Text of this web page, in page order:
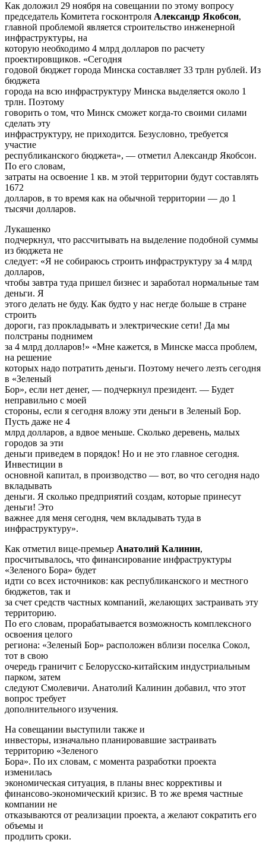
Как доложил 29 ноября на совещании по этому вопросу
председатель Комитета госконтроля Александр Якобсон,
главной проблемой является строительство инженерной
инфраструктуры, на
которую необходимо 4 млрд долларов по расчету
проектировщиков. «Сегодня
годовой бюджет города Минска составляет 33 трлн рублей. Из
бюджета
города на всю инфраструктуру Минска выделяется около 1
трлн. Поэтому
говорить о том, что Минск сможет когда-то своими силами
сделать эту
инфраструктуру, не приходится. Безусловно, требуется
участие
республиканского бюджета», — отметил Александр Якобсон.
По его словам,
затраты на освоение 1 кв. м этой территории будут составлять
1672
долларов, в то время как на обычной территории — до 1
тысячи долларов.
Лукашенко
подчеркнул, что рассчитывать на выделение подобной суммы
из бюджета не
следует: «Я не собираюсь строить инфраструктуру за 4 млрд
долларов,
чтобы завтра туда пришел бизнес и заработал нормальные там
деньги. Я
этого делать не буду. Как будто у нас негде больше в стране
строить
дороги, газ прокладывать и электрические сети! Да мы
полстраны поднимем
за 4 млрд долларов!» «Мне кажется, в Минске масса проблем,
на решение
которых надо потратить деньги. Поэтому нечего лезть сегодня
в «Зеленый
Бор», если нет денег, — подчеркнул президент. — Будет
неправильно с моей
стороны, если я сегодня вложу эти деньги в Зеленый Бор.
Пусть даже не 4
млрд долларов, а вдвое меньше. Сколько деревень, малых
городов за эти
деньги приведем в порядок! Но и не это главное сегодня.
Инвестиции в
основной капитал, в производство — вот, во что сегодня надо
вкладывать
деньги. Я сколько предприятий создам, которые принесут
деньги! Это
важнее для меня сегодня, чем вкладывать туда в
инфраструктуру».
Как отметил вице-премьер Анатолий Калинин,
просчитывалось, что финансирование инфраструктуры
«Зеленого Бора» будет
идти со всех источников: как республиканского и местного
бюджетов, так и
за счет средств частных компаний, желающих застраивать эту
территорию.
По его словам, прорабатывается возможность комплексного
освоения целого
региона: «Зеленый Бор» расположен вблизи поселка Сокол,
тот в свою
очередь граничит с Белорусско-китайским индустриальным
парком, затем
следуют Смолевичи. Анатолий Калинин добавил, что этот
вопрос требует
дополнительного изучения.
На совещании выступили также и
инвесторы, изначально планировавшие застраивать
территорию «Зеленого
Бора». По их словам, с момента разработки проекта
изменилась
экономическая ситуация, в планы внес коррективы и
финансово-экономический кризис. В то же время частные
компании не
отказываются от реализации проекта, а желают сократить его
объемы и
продлить сроки.